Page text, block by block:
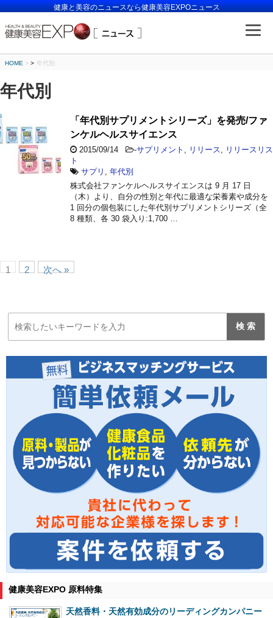
健康と美容のニュースなら健康美容EXPOニュース
HOME > 年代別
年代別
「年代別サプリメントシリーズ」を発売/ファ
ンケルヘルスサイエンス
2015/09/14 -サプリメント リリース
リリースリス
ト
サプリ
年代別
株式会社ファンケルヘルスサイエンスは 9 月 17 日
（木）より、自分の性別と年代に最適な栄養素や成分を
1 回分の個包装にした年代別サプリメントシリーズ（全
8 種類、各 30 袋入り:1,700 …
1 2 次へ »
健康美容EXPO 原料特集
天然香料・天然有効成分のリーディングカンパニー